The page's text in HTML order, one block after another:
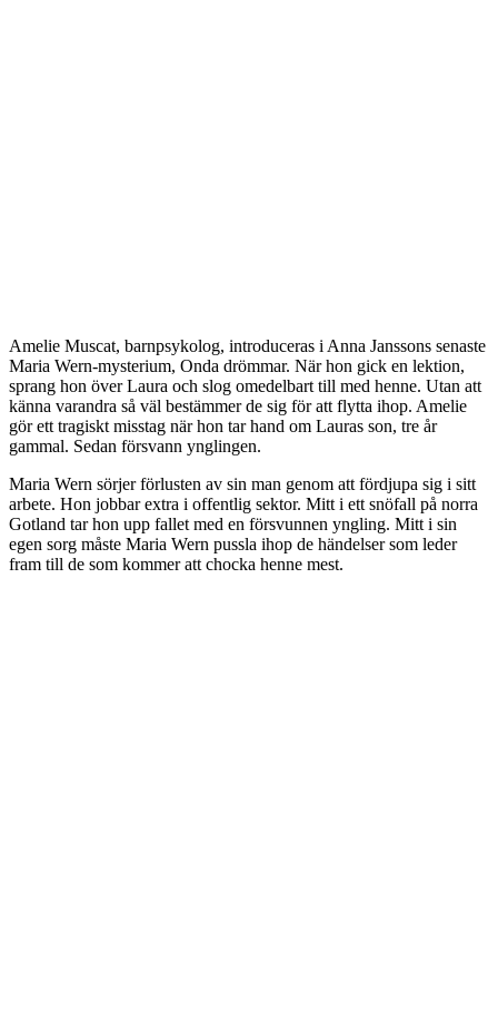
Amelie Muscat, barnpsykolog, introduceras i Anna Janssons senaste
Maria Wern-mysterium, Onda drömmar. När hon gick en lektion,
sprang hon över Laura och slog omedelbart till med henne. Utan att
känna varandra så väl bestämmer de sig för att flytta ihop. Amelie
gör ett tragiskt misstag när hon tar hand om Lauras son, tre år
gammal. Sedan försvann ynglingen.
Maria Wern sörjer förlusten av sin man genom att fördjupa sig i sitt
arbete. Hon jobbar extra i offentlig sektor. Mitt i ett snöfall på norra
Gotland tar hon upp fallet med en försvunnen yngling. Mitt i sin
egen sorg måste Maria Wern pussla ihop de händelser som leder
fram till de som kommer att chocka henne mest.